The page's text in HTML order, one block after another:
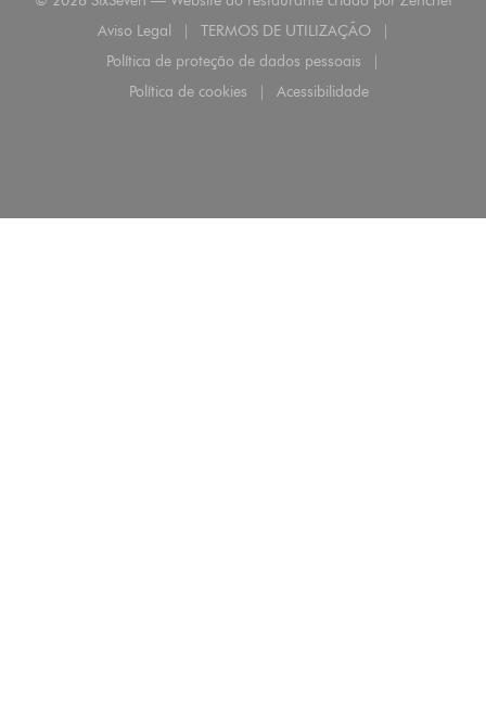
Aviso Legal
((abre numa nova janela))
TERMOS DE UTILIZAÇÃO
((abre numa nova janela))
Política de proteção de dados pessoais
((abre numa nova janela))
Política de cookies
((abre numa nova janela))
Acessibilidade